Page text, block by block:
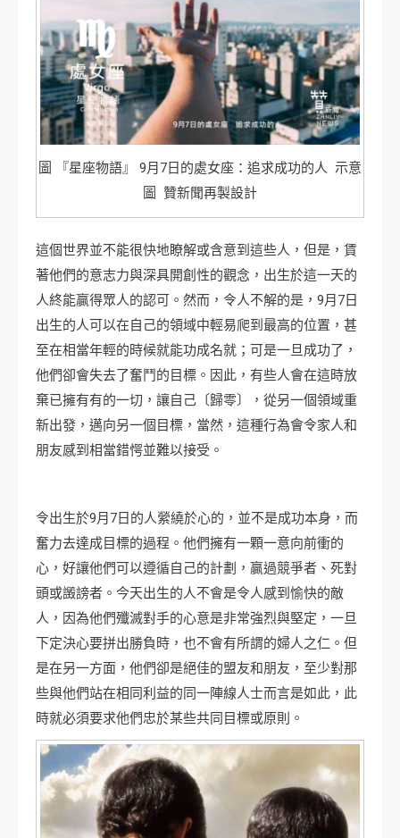
圖 『星座物語』 9月7日的處女座：追求成功的人 示意
圖 贊新聞再製設計
這個世界並不能很快地瞭解或含意到這些人，但是，賃
著他們的意志力與深具開創性的觀念，出生於這一天的
人終能贏得眾人的認可。然而，令人不解的是，9月7日
出生的人可以在自己的領域中輕易爬到最高的位置，甚
至在相當年輕的時候就能功成名就；可是一旦成功了，
他們卻會失去了奮鬥的目標。因此，有些人會在這時放
棄已擁有有的一切，讓自己〔歸零〕，從另一個領域重
新出發，邁向另一個目標，當然，這種行為會令家人和
朋友感到相當錯愕並難以接受。
令出生於9月7日的人縈繞於心的，並不是成功本身，而
奮力去達成目標的過程。他們擁有一顆一意向前衝的
心，好讓他們可以遵循自己的計劃，贏過競爭者、死對
頭或譭謗者。今天出生的人不會是令人感到愉快的敵
人，因為他們殲滅對手的心意是非常強烈與堅定，一旦
下定決心要拼出勝負時，也不會有所謂的婦人之仁。但
是在另一方面，他們卻是絕佳的盟友和朋友，至少對那
些與他們站在相同利益的同一陣線人士而言是如此，此
時就必須要求他們忠於某些共同目標或原則。